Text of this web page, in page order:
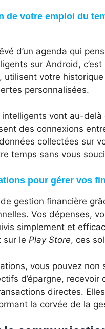
de votre emploi du
d’un agenda qui
sur Android,
, utilisent votre
personnalisées.
vont au-
des connexions
collectées sur
temps sans vous
pour gérer vos
gestion financière
Vos dépenses,
simplement et
sur le Play Store, ces
vous pouvez
d’épargne,
directes.
la corvée de la